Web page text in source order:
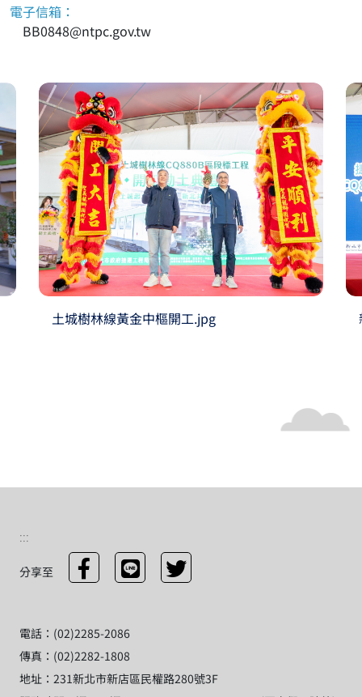
電子信箱：
BB0848@ntpc.gov.tw
土城樹林線黃金中樞開工.jpg
:::
分享至
電話：(02)2285-2086
傳真：(02)2282-1808
地址：231新北市新店區民權路280號3F